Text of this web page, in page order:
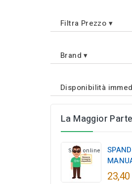
Filtra Prezzo ▾
Brand▾
Disponibilità
La Maggior Parte
Solo online